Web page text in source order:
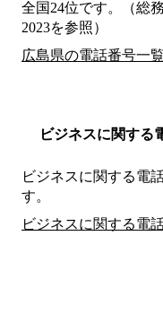
全国24位です。（総
2023を参照）
広島県の電話番号一
ビジネスに関する
ビジネスに関する電
す。
ビジネスに関する電